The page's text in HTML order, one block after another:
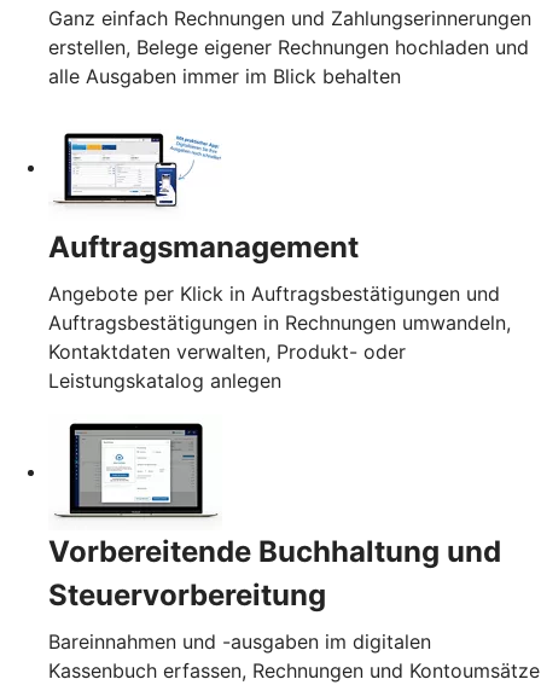
Ganz einfach Rechnungen und Zahlungserinnerungen
erstellen, Belege eigener Rechnungen hochladen und
alle Ausgaben immer im Blick behalten
Auftragsmanagement
Angebote per Klick in Auftragsbestätigungen und
Auftragsbestätigungen in Rechnungen umwandeln,
Kontaktdaten verwalten, Produkt- oder
Leistungskatalog anlegen
Vorbereitende Buchhaltung und
Steuervorbereitung
Bareinnahmen und -ausgaben im digitalen
Kassenbuch erfassen, Rechnungen und Kontoumsätze